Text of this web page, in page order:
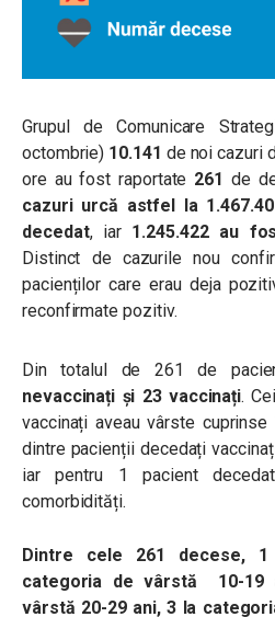
Grupul de Comunicare
octombrie) 10.141 de noi cazuri
ore au fost raportate 261 de
cazuri urcă astfel la
decedat, iar 1.245.422 au
Distinct de cazurile nou
pacienților care erau deja
reconfirmate pozitiv.
Din totalul de 261 de
nevaccinați și 23 vaccinați.
vaccinați aveau vârste
dintre pacienții decedați
iar pentru 1 pacient
comorbidități.
Dintre cele 261 decese,
categoria de vârstă 10-19
vârstă 20-29 ani, 3 la